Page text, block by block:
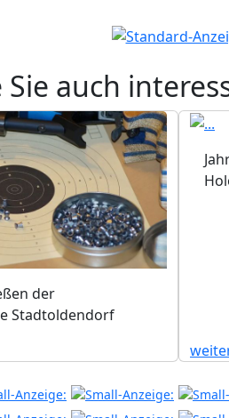
auch
der
Stadtoldendorf